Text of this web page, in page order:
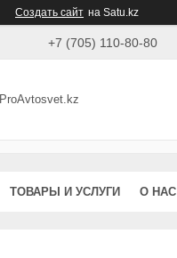
Создать сайт на Satu.kz
+7 (705) 110-80-80
ProAvtosvet.kz
ТОВАРЫ И УСЛУГИ О НАС